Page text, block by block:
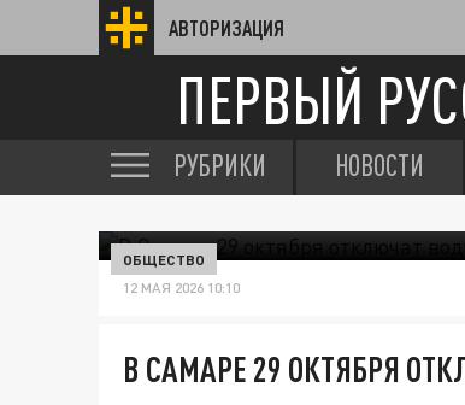
АВТОРИЗАЦИЯ
ПЕРВЫЙ
РУБРИКИ НОВОСТИ
ОБЩЕСТВО
12 МАЯ 2026 10:10
В САМАРЕ 29 ОКТЯБРЯ